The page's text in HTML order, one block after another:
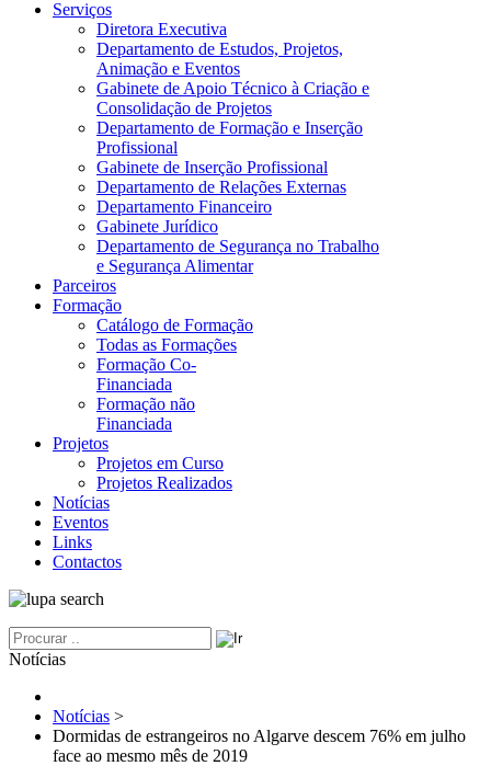
Serviços
Diretora Executiva
Departamento de Estudos, Projetos,
Animação e Eventos
Gabinete de Apoio Técnico à Criação e
Consolidação de Projetos
Departamento de Formação e Inserção
Profissional
Gabinete de Inserção Profissional
Departamento de Relações Externas
Departamento Financeiro
Gabinete Jurídico
Departamento de Segurança no Trabalho
e Segurança Alimentar
Parceiros
Formação
Catálogo de Formação
Todas as Formações
Formação Co-
Financiada
Formação não
Financiada
Projetos
Projetos em Curso
Projetos Realizados
Notícias
Eventos
Links
Contactos
Notícias
Notícias >
Dormidas de estrangeiros no Algarve descem 76% em julho
face ao mesmo mês de 2019